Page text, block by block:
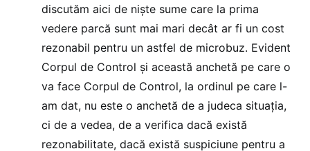
discutăm aici de nişte sume care la prima
vedere parcă sunt mai mari decât ar fi un cost
rezonabil pentru un astfel de microbuz. Evident
Corpul de Control şi această anchetă pe care o
va face Corpul de Control, la ordinul pe care l-
am dat, nu este o anchetă de a judeca situaţia,
ci de a vedea, de a verifica dacă există
rezonabilitate, dacă există suspiciune pentru a